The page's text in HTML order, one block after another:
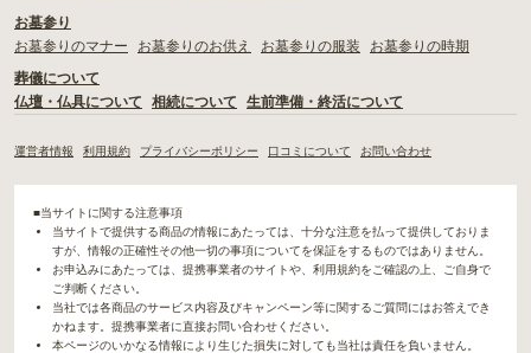
お墓参り
お墓参りのマナー
お墓参りのお供え お墓参りの服装
お墓参りの時期
葬儀について
仏壇・仏具について
相続について 生前準備・終活について
運営者情報 利用規約 プライバシーポリシー 口コミについて お問い合わせ
■当サイトに関する注意事項
当サイトで提供する商品の情報にあたっては、十分な注意を払って提供しておりま
すが、情報の正確性その他一切の事項についてを保証をするものではありません。
お申込みにあたっては、提携事業者のサイトや、利用規約をご確認の上、ご自身で
ご判断ください。
当社では各商品のサービス内容及びキャンペーン等に関するご質問にはお答えでき
かねます。提携事業者に直接お問い合わせください。
本ページのいかなる情報により生じた損失に対しても当社は責任を負いません。